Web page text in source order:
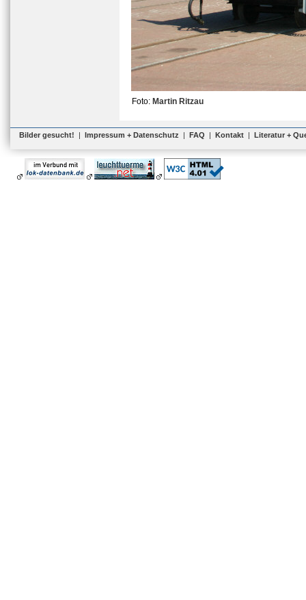
Foto: Martin Ritzau
Bilder gesucht! | Impressum + Datenschutz | FAQ | Kontakt | Literatur +